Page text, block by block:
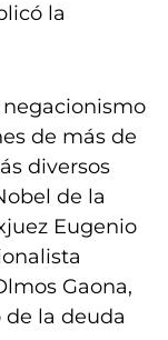
la
de más de
diversos
de la
Eugenio
Gaona,
la deuda